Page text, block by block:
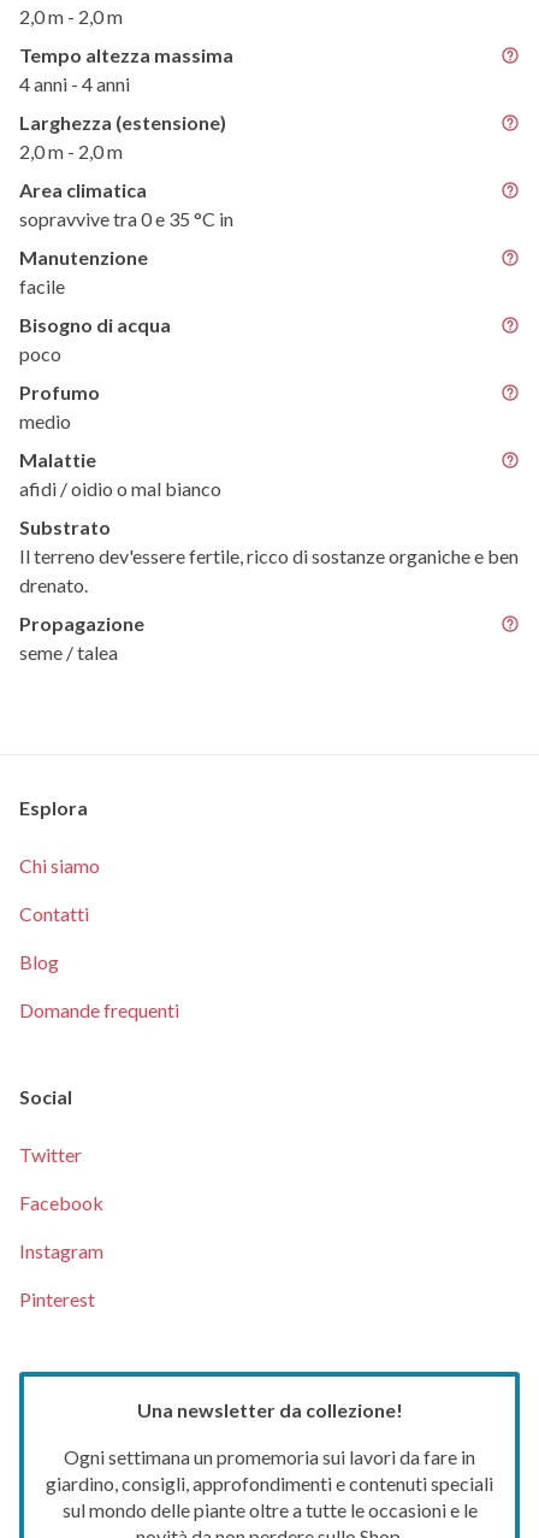
2,0 m - 2,0 m
Tempo altezza massima
4 anni - 4 anni
Larghezza (estensione)
2,0 m - 2,0 m
Area climatica
sopravvive tra 0 e 35 °C in
Manutenzione
facile
Bisogno di acqua
poco
Profumo
medio
Malattie
afidi / oidio o mal bianco
Substrato
Il terreno dev'essere fertile, ricco di sostanze organiche e ben
drenato.
Propagazione
seme / talea
Esplora
Chi siamo
Contatti
Blog
Domande frequenti
Social
Twitter
Facebook
Instagram
Pinterest
Una newsletter da collezione!
Ogni settimana un promemoria sui lavori da fare in
giardino, consigli, approfondimenti e contenuti speciali
sul mondo delle piante oltre a tutte le occasioni e le